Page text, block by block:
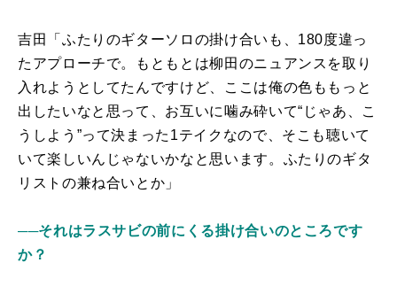
吉田「ふたりのギターソロの掛け合いも、180度違っ
たアプローチで。もともとは柳田のニュアンスを取り
入れようとしてたんですけど、ここは俺の色ももっと
出したいなと思って、お互いに噛み砕いて“じゃあ、こ
うしよう”って決まった1テイクなので、そこも聴いて
いて楽しいんじゃないかなと思います。ふたりのギタ
リストの兼ね合いとか」
──それはラスサビの前にくる掛け合いのところです
か？